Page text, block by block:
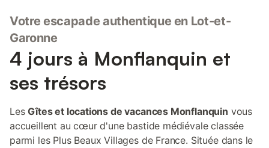
dépendances 2202671). La maison est constituée : - au Rez de
chaussée, de 2 chambres (lit de 180 cm ou 2 lits simples) avec
télé, 1 salle d’eau, 1 salon avec cuisine à l’américaine et bar, 1
canapé, et - au 1er étage, un accès par 2 escaliers
indépendants à 1 grande chambre avec 3 lits (1 lit de 180 cm
ou 2 de 90 cm plus 1 lit de 90 cm) avec 1 salle d’eau d’une part,
et d’autre part à 1 petite chambre avec 1 lit gigogne (1 lit de 90
cm + 1 lit tiroir de 90 cm) et 1 salle d’eau. A l’extérieur : -
barbecue - Terrain de pétanques - Table de ping-pong - Piscine
privative, nage à contre courant - dans les dépendances,
Votre escapade authentique en Lot-et-
Garonne
4 jours à Monflanquin et
ses trésors
LesGîtes et locations de vacances Monflanquin vous
accueillent au cœur d'une bastide médiévale classée
parmi les Plus Beaux Villages de France. Située dans le